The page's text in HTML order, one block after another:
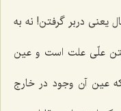
یعنی دربر گرفتن! نه به
علّی علت است و عین
عین آن وجود در خارج